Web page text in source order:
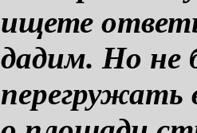
ищете
дадим. Но не
перегружать